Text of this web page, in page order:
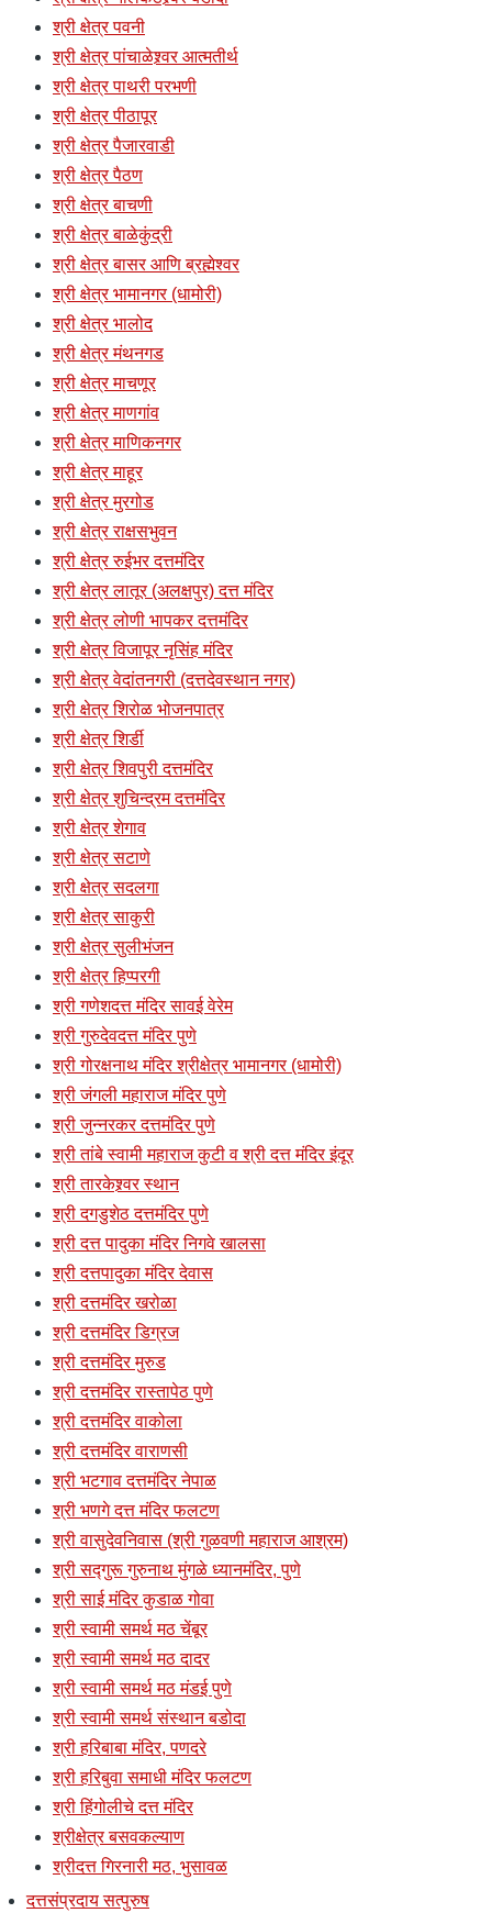
श्री क्षेत्र पवनी
श्री क्षेत्र पांचाळेश्र्वर आत्मतीर्थ
श्री क्षेत्र पाथरी परभणी
श्री क्षेत्र पीठापूर
श्री क्षेत्र पैजारवाडी
श्री क्षेत्र पैठण
श्री क्षेत्र बाचणी
श्री क्षेत्र बाळेकुंद्री
श्री क्षेत्र बासर आणि ब्रह्मेश्वर
श्री क्षेत्र भामानगर (धामोरी)
श्री क्षेत्र भालोद
श्री क्षेत्र मंथनगड
श्री क्षेत्र माचणूर
श्री क्षेत्र माणगांव
श्री क्षेत्र माणिकनगर
श्री क्षेत्र माहूर
श्री क्षेत्र मुरगोड
श्री क्षेत्र राक्षसभुवन
श्री क्षेत्र रुईभर दत्तमंदिर
श्री क्षेत्र लातूर (अलक्षपुर) दत्त मंदिर
श्री क्षेत्र लोणी भापकर दत्तमंदिर
श्री क्षेत्र विजापूर नृसिंह मंदिर
श्री क्षेत्र वेदांतनगरी (दत्तदेवस्थान नगर)
श्री क्षेत्र शिरोळ भोजनपात्र
श्री क्षेत्र शिर्डी
श्री क्षेत्र शिवपुरी दत्तमंदिर
श्री क्षेत्र शुचिन्द्रम दत्तमंदिर
श्री क्षेत्र शेगाव
श्री क्षेत्र सटाणे
श्री क्षेत्र सदलगा
श्री क्षेत्र साकुरी
श्री क्षेत्र सुलीभंजन
श्री क्षेत्र हिप्परगी
श्री गणेशदत्त मंदिर सावई वेरेम
श्री गुरुदेवदत्त मंदिर पुणे
श्री गोरक्षनाथ मंदिर श्रीक्षेत्र भामानगर (धामोरी)
श्री जंगली महाराज मंदिर पुणे
श्री जुन्नरकर दत्तमंदिर पुणे
श्री तांबे स्वामी महाराज कुटी व श्री दत्त मंदिर इंदूर
श्री तारकेश्र्वर स्थान
श्री दगडुशेठ दत्तमंदिर पुणे
श्री दत्त पादुका मंदिर निगवे खालसा
श्री दत्तपादुका मंदिर देवास
श्री दत्तमंदिर खरोळा
श्री दत्तमंदिर डिग्रज
श्री दत्तमंदिर मुरुड
श्री दत्तमंदिर रास्तापेठ पुणे
श्री दत्तमंदिर वाकोला
श्री दत्तमंदिर वाराणसी
श्री भटगाव दत्तमंदिर नेपाळ
श्री भणगे दत्त मंदिर फलटण
श्री वासुदेवनिवास (श्री गुळवणी महाराज आश्रम)
श्री सद्गुरू गुरुनाथ मुंगळे ध्यानमंदिर, पुणे
श्री साई मंदिर कुडाळ गोवा
श्री स्वामी समर्थ मठ चेंबूर
श्री स्वामी समर्थ मठ दादर
श्री स्वामी समर्थ मठ मंडई पुणे
श्री स्वामी समर्थ संस्थान बडोदा
श्री हरिबाबा मंदिर, पणदरे
श्री हरिबुवा समाधी मंदिर फलटण
श्री हिंगोलीचे दत्त मंदिर
श्रीक्षेत्र बसवकल्याण
श्रीदत्त गिरनारी मठ, भुसावळ
दत्तसंप्रदाय सत्पुरुष